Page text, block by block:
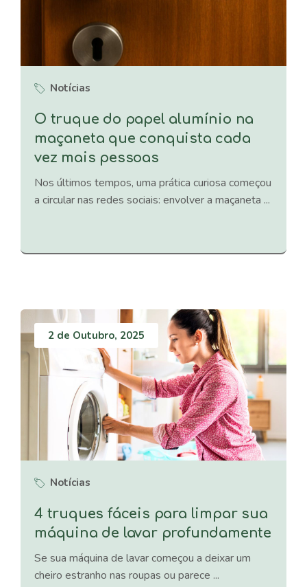
Notícias
O truque do papel alumínio na
maçaneta que conquista cada
vez mais pessoas
Nos últimos tempos, uma prática curiosa começou
a circular nas redes sociais: envolver a maçaneta ...
2 de Outubro, 2025
Notícias
4 truques fáceis para limpar sua
máquina de lavar profundamente
Se sua máquina de lavar começou a deixar um
cheiro estranho nas roupas ou parece ...